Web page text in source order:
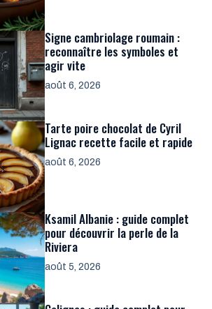
Signe cambriolage roumain :
reconnaître les symboles et
agir vite
août 6, 2026
Tarte poire chocolat de Cyril
Lignac recette facile et rapide
août 6, 2026
Ksamil Albanie : guide complet
pour découvrir la perle de la
Riviera
août 5, 2026